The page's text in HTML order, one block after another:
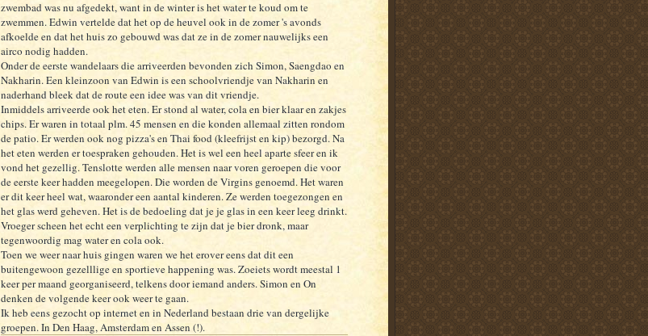
zwembad was nu afgedekt, want in de winter is het water te koud om te
zwemmen. Edwin vertelde dat het op de heuvel ook in de zomer 's avonds
afkoelde en dat het huis zo gebouwd was dat ze in de zomer nauwelijks een
airco nodig hadden.
Onder de eerste wandelaars die arriveerden bevonden zich Simon, Saengdao en
Nakharin. Een kleinzoon van Edwin is een schoolvriendje van Nakharin en
naderhand bleek dat de route een idee was van dit vriendje.
Inmiddels arriveerde ook het eten. Er stond al water, cola en bier klaar en zakjes
chips. Er waren in totaal plm. 45 mensen en die konden allemaal zitten rondom
de patio. Er werden ook nog pizza's en Thai food (kleefrijst en kip) bezorgd. Na
het eten werden er toespraken gehouden. Het is wel een heel aparte sfeer en ik
vond het gezellig. Tenslotte werden alle mensen naar voren geroepen die voor
de eerste keer hadden meegelopen. Die worden de Virgins genoemd. Het waren
er dit keer heel wat, waaronder een aantal kinderen. Ze werden toegezongen en
het glas werd geheven. Het is de bedoeling dat je je glas in een keer leeg drinkt.
Vroeger scheen het echt een verplichting te zijn dat je bier dronk, maar
tegenwoordig mag water en cola ook.
Toen we weer naar huis gingen waren we het erover eens dat dit een
buitengewoon gezelllige en sportieve happening was. Zoeiets wordt meestal 1
keer per maand georganiseerd, telkens door iemand anders. Simon en On
denken de volgende keer ook weer te gaan.
Ik heb eens gezocht op internet en in Nederland bestaan drie van dergelijke
groepen. In Den Haag, Amsterdam en Assen (!).